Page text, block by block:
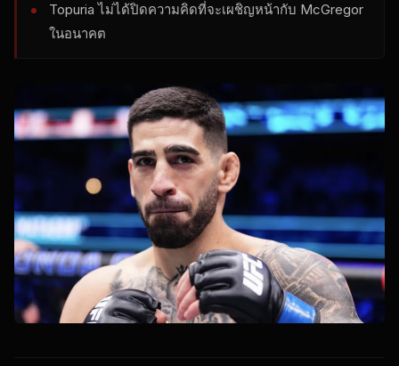
Topuria ไม่ได้ปิดความคิดที่จะเผชิญหน้ากับ McGregor
ในอนาคต